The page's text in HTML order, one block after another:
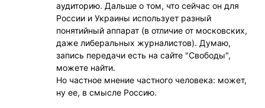
аудиторию. Дальше о том, что сейчас он для
России и Украины использует разный
понятийный аппарат (в отличие от московских,
даже либеральных журналистов). Думаю,
запись передачи есть на сайте "Свободы",
можете найти.
Но частное мнение частного человека: может,
ну ее, в смысле Россию.